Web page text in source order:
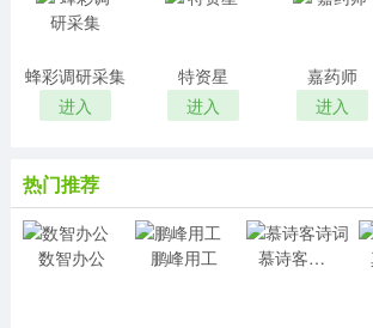
蜂彩调研采集
进入
特资星
进入
嘉药师
进入
热门推荐
数智办公 鹏峰用工 慕诗客诗词